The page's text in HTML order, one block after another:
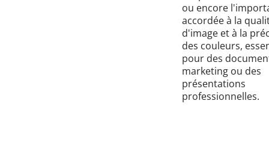
ou encore
accordée à la
d'image et à la
des couleurs,
pour des
marketing ou des
présentations
professionnelles.